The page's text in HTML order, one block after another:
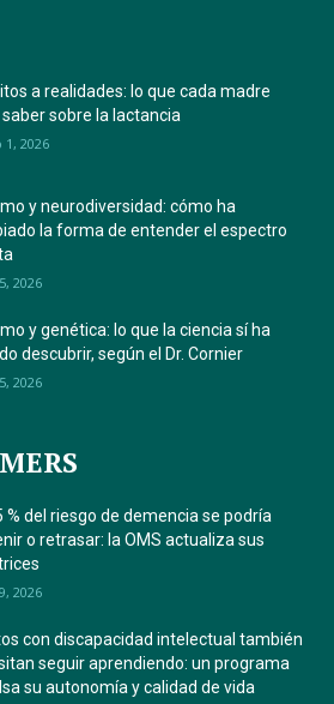
a realidades: lo que cada madre
sobre la lactancia
1, 2026
y neurodiversidad: cómo ha
la forma de entender el espectro
2026
y genética: lo que la ciencia sí ha
descubrir, según el Dr. Cornier
2026
% del riesgo de demencia se podría
o retrasar: la OMS actualiza sus
2026
con discapacidad intelectual también
seguir aprendiendo: un programa
su autonomía y calidad de vida